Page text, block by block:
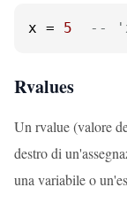
x = 5 --
Rvalues
Un rvalue (valore
destro di
una variabile o